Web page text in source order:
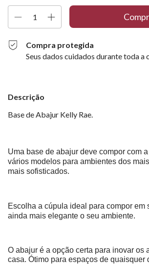
Compra protegida
Seus dados cuidados durante toda a
Descrição
Base de Abajur Kelly Rae.
Uma base de abajur deve compor com
vários modelos para ambientes dos
mais sofisticados.
Escolha a cúpula ideal para compor em
ainda mais elegante o seu ambiente.
O abajur é a opção certa para inovar os
casa. Ótimo para espaços de quaisquer